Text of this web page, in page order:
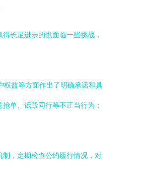
长足进步的也面临一些挑战，
权益等方面作出了明确承诺和具
单、诋毁同行等不正当行为；
，定期检查公约履行情况，对